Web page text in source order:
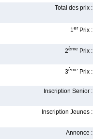
Total des prix :
1er Prix :
2ème Prix :
3ème Prix :
Inscription Senior :
Inscription Jeunes :
Annonce :